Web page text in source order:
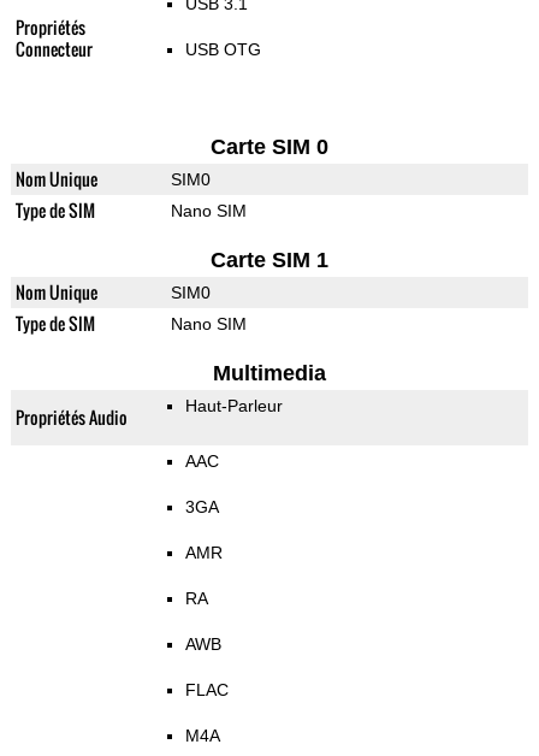
Propriétés
Connecteur
USB OTG
Carte SIM 0
Nom Unique SIM0
Type de SIM Nano SIM
Carte SIM 1
Nom Unique SIM0
Type de SIM Nano SIM
Multimedia
Propriétés Audio Haut-Parleur
AAC
3GA
AMR
RA
AWB
FLAC
M4A